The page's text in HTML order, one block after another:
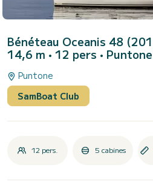
Bénéteau Oceanis 48
14,6 m • 12 pers • Puntone
Puntone
SamBoat Club
12 pers. 5 cabines